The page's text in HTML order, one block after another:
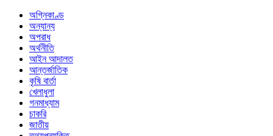
অগ্নিকাণ্ড
অন্যান্য
অপরাধ
অর্থনীতি
আইন আদালত
আন্তর্জাতিক
কৃষি বার্তা
খেলাধুলা
গনমাধ্যাম
চাকরি
জাতীয়